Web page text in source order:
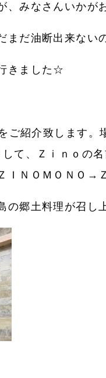
、みなさんいかが
まだ油断出来ない
きました☆
ご紹介致します
て、Ｚｉｎｏの
ＮＯＭＯＮＯ→
の郷土料理が召